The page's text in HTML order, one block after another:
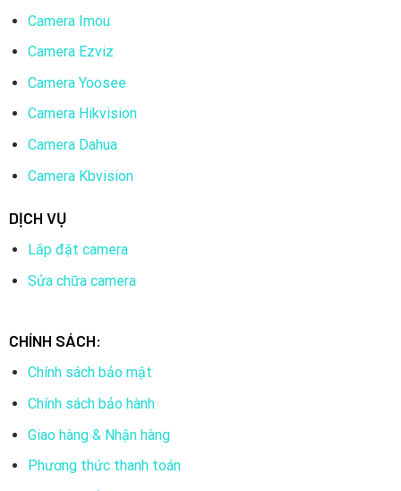
Camera Imou
Camera Ezviz
Camera Yoosee
Camera Hikvision
Camera Dahua
Camera Kbvision
DỊCH VỤ
Lắp đặt camera
Sửa chữa camera
CHÍNH SÁCH:
Chính sách bảo mật
Chính sách bảo hành
Giao hàng & Nhận hàng
Phương thức thanh toán